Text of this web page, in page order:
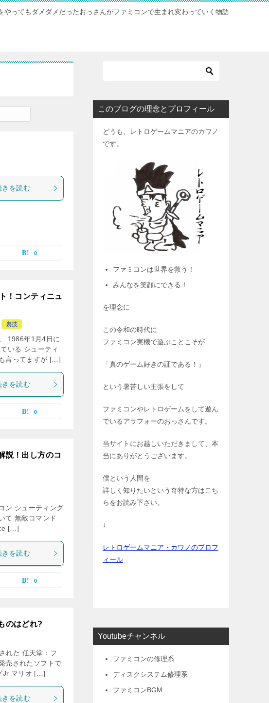
やってもダメダメだったおっさんがファミコンで生まれ変わっていく物語
きを読む
0
！コンティニュ
裏技
1986年1月4日に
いる シューティ
言ってますが […]
きを読む
0
説！出し方のコ
ン シューティング
て 無敵コマンド
[…]
きを読む
0
のはどれ?
れた 任天堂：フ
売されたソフトで
Jr マリオ […]
きを読む
このブログの理念とプロフィール
どうも、レトロゲームマニアのカワノ
です。
ファミコンは世界を救う！
みんなを笑顔にできる！
を理念に
この令和の時代に
ファミコン実機で遊ぶことこそが
「真のゲーム好きの証である！」
という暑苦しい主張をして
ファミコンやレトロゲームをして遊ん
でいるアラフォーのおっさんです。
当サイトにお越しいただきまして、本
当にありがとうございます。
僕という人間を
詳しく知りたいという奇特な方はこち
らをお読み下さい。
↓
レトロゲームマニア・カワノのプロフ
ィール
Youtubeチャンネル
ファミコンの修理系
ディスクシステム修理系
ファミコンBGM